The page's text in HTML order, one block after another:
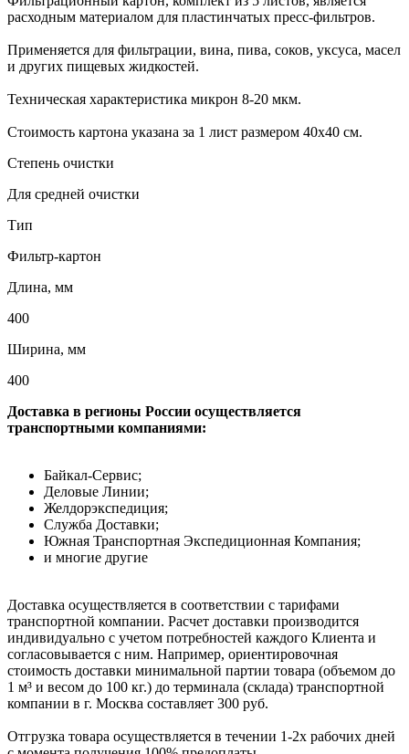
расходным материалом для пластинчатых пресс-фильтров.
Применяется для фильтрации, вина, пива, соков, уксуса, масел
и других пищевых жидкостей.
Техническая характеристика микрон 8-20 мкм.
Стоимость картона указана за 1 лист размером 40х40 см.
Степень очистки
Для средней очистки
Тип
Фильтр-картон
Длина, мм
400
Ширина, мм
400
Доставка в регионы России осуществляется
транспортными компаниями:
Байкал-Сервис;
Деловые Линии;
Желдорэкспедиция;
Служба Доставки;
Южная Транспортная Экспедиционная Компания;
и многие другие
Доставка осуществляется в соответствии с тарифами
транспортной компании. Расчет доставки производится
индивидуально с учетом потребностей каждого Клиента и
согласовывается с ним. Например, ориентировочная
стоимость доставки минимальной партии товара (объемом до
1 м³ и весом до 100 кг.) до терминала (склада) транспортной
компании в г. Москва составляет 300 руб.
Отгрузка товара осуществляется в течении 1-2х рабочих дней